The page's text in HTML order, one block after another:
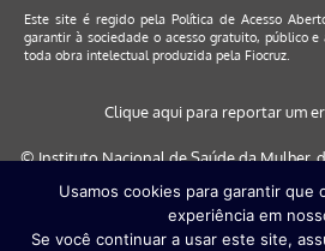
Este site é regido pela Política de Acesso
garantir à sociedade o acesso gratuito, público
toda obra intelectual produzida pela Fiocruz.
Clique aqui para reportar um
© Instituto Nacional de Saúde da Mulher,
Este site será melhor visualizado nos
partir da versão 30) | Internet Explorer (a
Usamos cookies para garantir que
experiência em
Se você continuar a usar este site,